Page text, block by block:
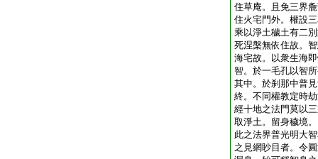
住草庵。且免三界
住火宅門外。權設
乘以淨土穢土有二
死涅槃無依住故。
海宅故。以衆生海
智。於一毛孔以智
其中。於刹那中普
終。不同權教定時
經十地之法門莫以
取淨土。留身穢境
此之法界普光明大
之見網眇目者。令